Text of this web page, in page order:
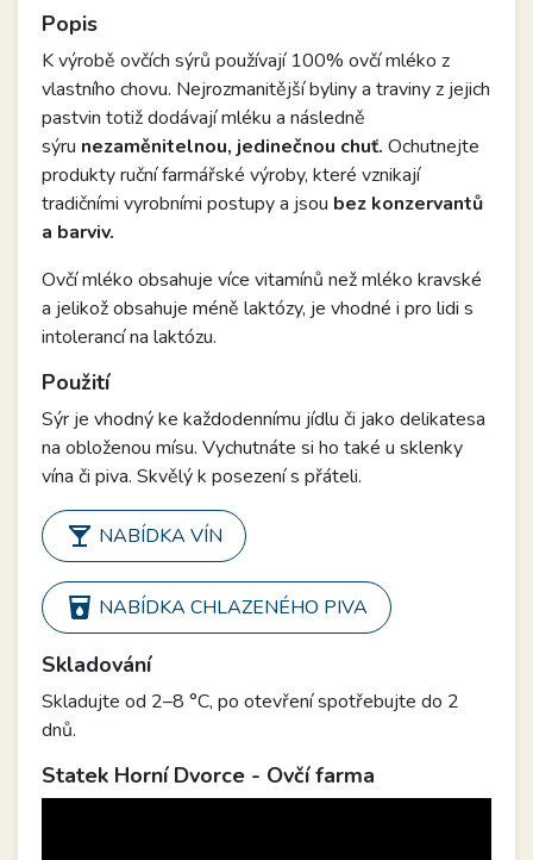
Popis
K výrobě ovčích sýrů používají 100% ovčí mléko z
vlastního chovu. Nejrozmanitější byliny a traviny z jejich
pastvin totiž dodávají mléku a následně
sýru nezaměnitelnou, jedinečnou chuť. Ochutnejte
produkty ruční farmářské výroby, které vznikají
tradičními vyrobními postupy a jsou bez konzervantů
a barviv.
Ovčí mléko obsahuje více vitamínů než mléko kravské
a jelikož obsahuje méně laktózy, je vhodné i pro lidi s
intolerancí na laktózu.
Použití
Sýr je vhodný ke každodennímu jídlu či jako delikatesa
na obloženou mísu. Vychutnáte si ho také u sklenky
vína či piva. Skvělý k posezení s přáteli.
local_bar NABÍDKA VÍN
local_drink NABÍDKA CHLAZENÉHO PIVA
Skladování
Skladujte od 2–8 °C, po otevření spotřebujte do 2
dnů.
Statek Horní Dvorce - Ovčí farma